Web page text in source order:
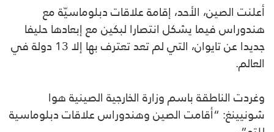
أعلنت الصين، الأحد، إقامة علاقات دبلوماسيّة مع
هندوراس فيما يشكل انتصارا لبكين مع إبعادها حليفا
جديدا عن تايوان، التي لم تعد تعترف بها إلا 13 دولة في
العالم.
وغردت الناطقة باسم وزارة الخارجية الصينية هوا
شونيينغ: “أقامت الصين وهندوراس علاقات دبلوماسية